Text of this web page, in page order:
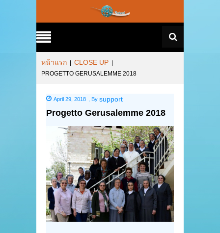
หน้าแรก CLOSE UP
PROGETTO GERUSALEMME 2018
April 29, 2018 By support
Progetto Gerusalemme 2018